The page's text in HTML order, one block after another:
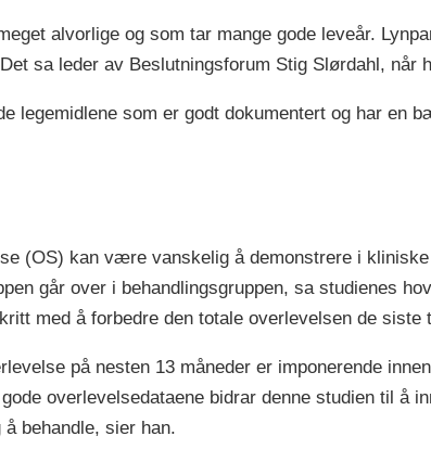
alvorlige og som tar mange gode leveår.
sa leder av Beslutningsforum Stig Slørdahl, når
legemidlene som er godt dokumentert og har en
(OS) kan være vanskelig å demonstrere i
går over i behandlingsgruppen, sa studienes
med å forbedre den totale overlevelsen de siste
på nesten 13 måneder er imponerende
overlevelsedataene bidrar denne studien til å
behandle, sier han.